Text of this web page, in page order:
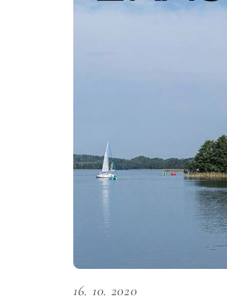
16. 10. 2020